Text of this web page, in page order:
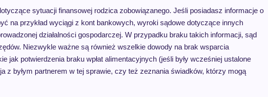
sytuacji finansowej rodzica zobowiązanego. Jeśli posiadasz informacje o
na przykład wyciągi z kont bankowych, wyroki sądowe dotyczące innych
działalności gospodarczej. W przypadku braku takich informacji, sąd
Niezwykle ważne są również wszelkie dowody na brak wsparcia
jak potwierdzenia braku wpłat alimentacyjnych (jeśli były wcześniej ustalone
z byłym partnerem w tej sprawie, czy też zeznania świadków, którzy mogą